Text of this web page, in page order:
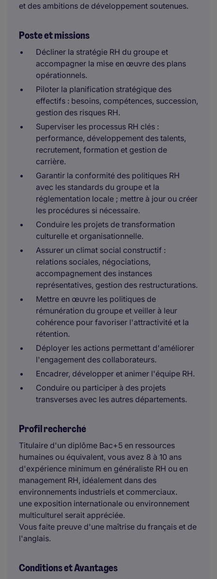
et des ambitions de développement soutenues.
Poste et missions
Décliner la stratégie RH du groupe et
accompagner la mise en œuvre des plans
opérationnels.
Piloter la planification stratégique des
effectifs : besoins, compétences, succession,
gestion des risques RH.
Superviser les processus RH clés :
performance, développement des talents,
recrutement, formation et gestion de
carrière.
Garantir la conformité des politiques RH
avec les standards du groupe et la
réglementation locale ; mettre à jour ou créer
les procédures si nécessaire.
Conduire les projets de transformation
culturelle et organisationnelle.
Assurer un climat social constructif :
relations sociales, négociations,
accompagnement des instances
représentatives, gestion des restructurations.
Mettre en œuvre les politiques de
rémunération du groupe et veiller à leur
cohérence pour favoriser l'attractivité et la
rétention.
Déployer les actions permettant d'améliorer
l'engagement des collaborateurs.
Encadrer, développer et animer l'équipe RH.
Conduire ou participer à des projets
transverses avec les autres départements.
Profil recherché
Titulaire d'un diplôme Bac+5 en ressources
humaines ou équivalent, vous avez 8 à 10 ans
d'expérience minimum en généraliste RH ou en
management RH, idéalement dans des
environnements industriels et commerciaux.
une exposition internationale ou environnement
multiculturel serait appréciée.
Vous faite preuve d'une maîtrise du français et de
l'anglais.
Conditions et Avantages